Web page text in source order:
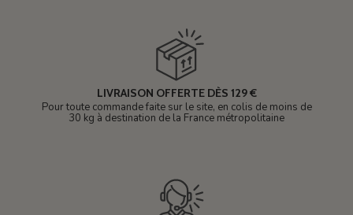
LIVRAISON OFFERTE DÈS 129 €
Pour toute commande faite sur le site, en colis de moins de
30 kg à destination de la France métropolitaine